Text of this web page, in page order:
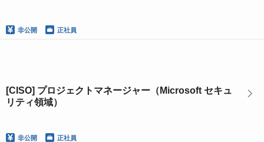
非公開 正社員
[CISO] プロジェクトマネージャー（Microsoft セキュ
リティ領域）
非公開 正社員